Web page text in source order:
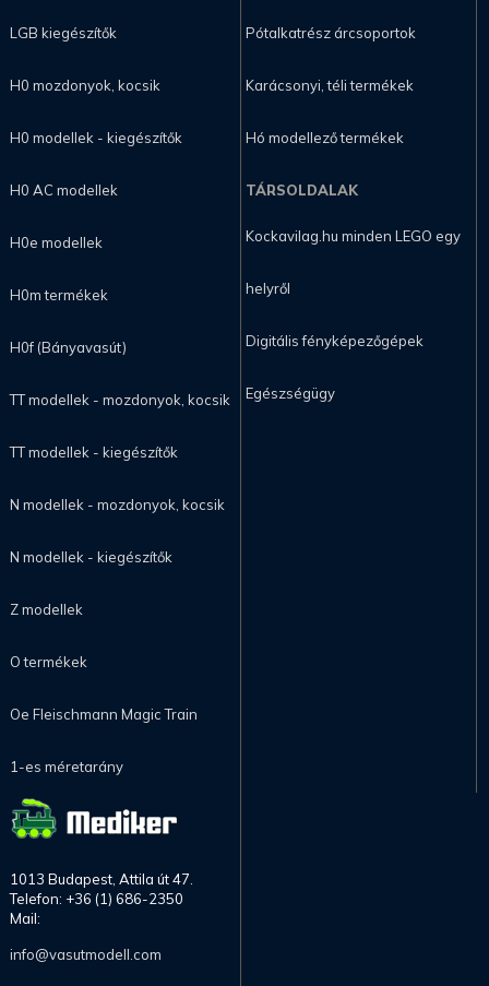
LGB kiegészítők
H0 mozdonyok, kocsik
H0 modellek - kiegészítők
H0 AC modellek
H0e modellek
H0m termékek
H0f (Bányavasút)
TT modellek - mozdonyok, kocsik
TT modellek - kiegészítők
N modellek - mozdonyok, kocsik
N modellek - kiegészítők
Z modellek
O termékek
Oe Fleischmann Magic Train
1-es méretarány
Pótalkatrész árcsoportok
Karácsonyi, téli termékek
Hó modellező termékek
TÁRSOLDALAK
Kockavilag.hu minden LEGO egy
helyről
Digitális fényképezőgépek
Egészségügy
1013 Budapest, Attila út 47.
Telefon: +36 (1) 686-2350
Mail:
info@vasutmodell.com